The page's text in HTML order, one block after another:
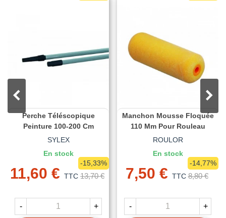
Perche Téléscopique
Peinture 100-200 Cm
SYLEX
En stock
11,60 € TTC 13,70 €
-15,33%
- +
Manchon Mousse Floquée
110 Mm Pour Rouleau
ROULOR
En stock
7,50 € TTC 8,80 €
-14,77%
- +